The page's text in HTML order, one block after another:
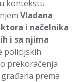
kontekstu
Vladana
i načelnika
i sa njima
policijskih
prekoračenja
prema